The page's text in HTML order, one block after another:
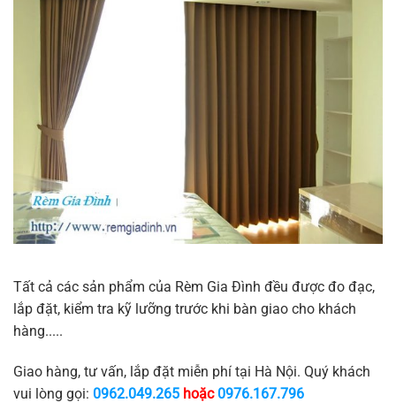
Tất cả các sản phẩm của Rèm Gia Đình đều được đo đạc,
lắp đặt, kiểm tra kỹ lưỡng trước khi bàn giao cho khách
hàng.....
Giao hàng, tư vấn, lắp đặt miễn phí tại Hà Nội. Quý khách
vui lòng gọi: 0962.049.265 hoặc0976.167.796